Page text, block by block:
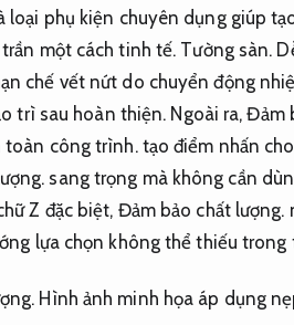
loại phụ kiện chuyên dụng giúp
một cách tinh tế. Tường sàn.
chế vết nứt do chuyển động
trì sau hoàn thiện. Ngoài ra,Đảm
toàn công trình.tạo điểm nhấn
sang trọng mà không cần
Z đặc biệt, Đảm bảo chất lượng.
lựa chọn không thể thiếu
Hình ảnh minh họa áp dụng